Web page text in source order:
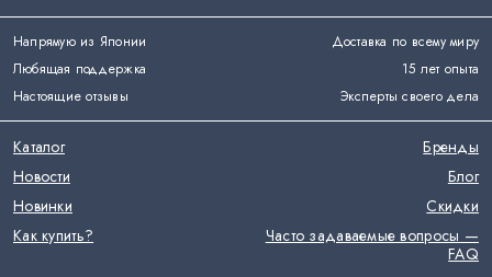
Напрямую из Японии
Доставка по всему миру
Любящая поддержка
15 лет опыта
Настоящие отзывы
Эксперты своего дела
Каталог
Бренды
Новости
Блог
Новинки
Скидки
Как купить?
Часто задаваемые вопросы —
FAQ